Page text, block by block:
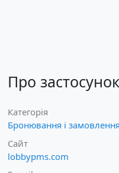
Про застосунок
Категорія
Бронювання і замовлення
Сайт
lobbypms.com